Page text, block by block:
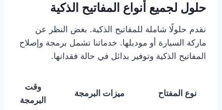
حلول لجميع أنواع المفاتيح الذكية
نقدم حلولًا شاملة للمفاتيح الذكية. بغض النظر عن
ماركة السيارة أو موديلها. خدماتنا تشمل برمجة وإصلاح
المفاتيح الذكية وتوفير بدائل في حالة فقدانها.
نوع المفتاح ميزات البرمجة
وقت
البرمجة